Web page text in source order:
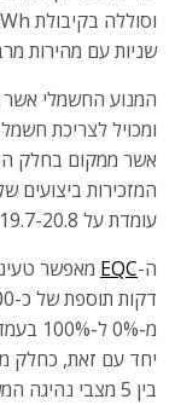
שניות עם מהירות מרבית של 180 קמ"ש
המנוע החשמלי אשר
ומכויל לצריכת
אשר ממקום בחלק
המזכירות
עומדת על 19.7-20.8 קוו"ט ל-100 ק"מ.
ה-EQC
יחד עם זאת, כחלק
בין 5 מצבי